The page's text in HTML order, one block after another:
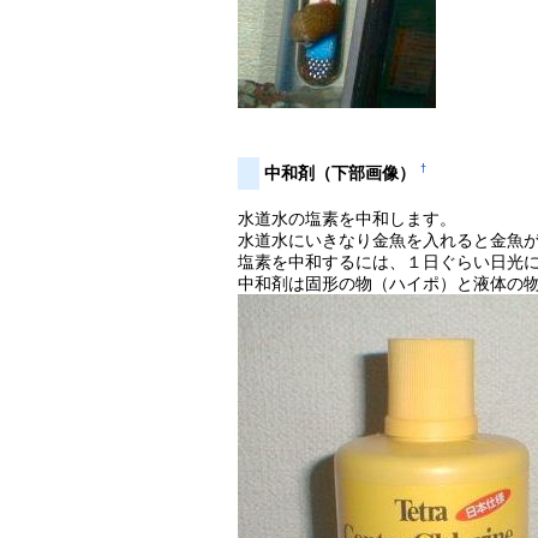
中和剤（下部画像） †
水道水の塩素を中和します。
水道水にいきなり金魚を入れると金魚
塩素を中和するには、１日ぐらい日光
中和剤は固形の物（ハイポ）と液体の